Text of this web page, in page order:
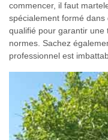
commencer, il faut
spécialement formé
qualifié pour garantir une
normes. Sachez
professionnel est